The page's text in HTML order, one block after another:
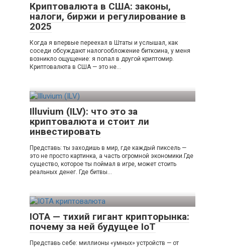
Криптовалюта в США: законы,
налоги, биржи и регулирование в
2025
Когда я впервые переехал в Штаты и услышал, как
соседи обсуждают налогообложение биткоина, у меня
возникло ощущение: я попал в другой криптомир.
Криптовалюта в США — это не…
Illuvium (ILV): что это за
криптовалюта и стоит ли
инвестировать
Представь: ты заходишь в мир, где каждый пиксель —
это не просто картинка, а часть огромной экономики.Где
существо, которое ты поймал в игре, может стоить
реальных денег. Где битвы…
IOTA — тихий гигант крипторынка:
почему за ней будущее IoT
Представь себе: миллионы «умных» устройств — от